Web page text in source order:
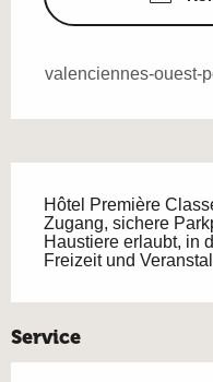
valenciennes-ouest-
Hôtel Première
Zugang, sichere
Haustiere erlaubt, in
Freizeit und
Service